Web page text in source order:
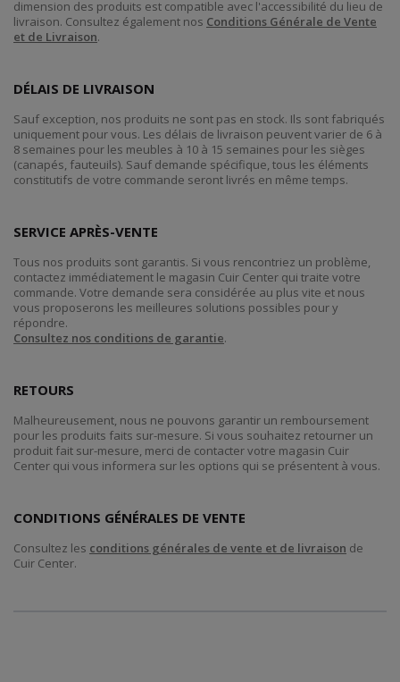
dimension des produits est compatible avec l'accessibilité du lieu de
livraison. Consultez également nos Conditions Générale de Vente
et de Livraison.
DÉLAIS DE LIVRAISON
Sauf exception, nos produits ne sont pas en stock. Ils sont fabriqués
uniquement pour vous. Les délais de livraison peuvent varier de 6 à
8 semaines pour les meubles à 10 à 15 semaines pour les sièges
(canapés, fauteuils). Sauf demande spécifique, tous les éléments
constitutifs de votre commande seront livrés en même temps.
SERVICE APRÈS-VENTE
Tous nos produits sont garantis. Si vous rencontriez un problème,
contactez immédiatement le magasin Cuir Center qui traite votre
commande. Votre demande sera considérée au plus vite et nous
vous proposerons les meilleures solutions possibles pour y
répondre.
Consultez nos conditions de garantie.
RETOURS
Malheureusement, nous ne pouvons garantir un remboursement
pour les produits faits sur-mesure. Si vous souhaitez retourner un
produit fait sur-mesure, merci de contacter votre magasin Cuir
Center qui vous informera sur les options qui se présentent à vous.
CONDITIONS GÉNÉRALES DE VENTE
Consultez les conditions générales de vente et de livraison de
Cuir Center.